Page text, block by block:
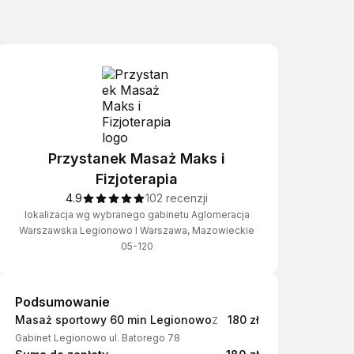
Przystanek Masaż Maks i
Fizjoterapia
4.9 102 recenzji
lokalizacja wg wybranego gabinetu Aglomeracja
Warszawska Legionowo I Warszawa, Mazowieckie
05-120
Podsumowanie
Podsumowanie
Masaż sportowy 60 min LegionowoZ
Gabinet Legionowo ul. Batorego 78
180 zł